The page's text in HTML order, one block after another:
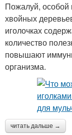
Пожалуй, особой
хвойных
иголочках
количество
повышают
организма.
читать дальше →